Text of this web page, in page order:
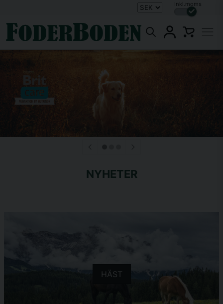
Inkl.moms
NYHETER
HÄST